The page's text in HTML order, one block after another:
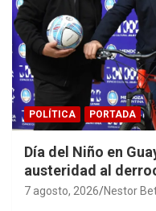
POLÍTICA PORTADA
Día del Niño en
austeridad al
7 agosto, 2026 Nestor